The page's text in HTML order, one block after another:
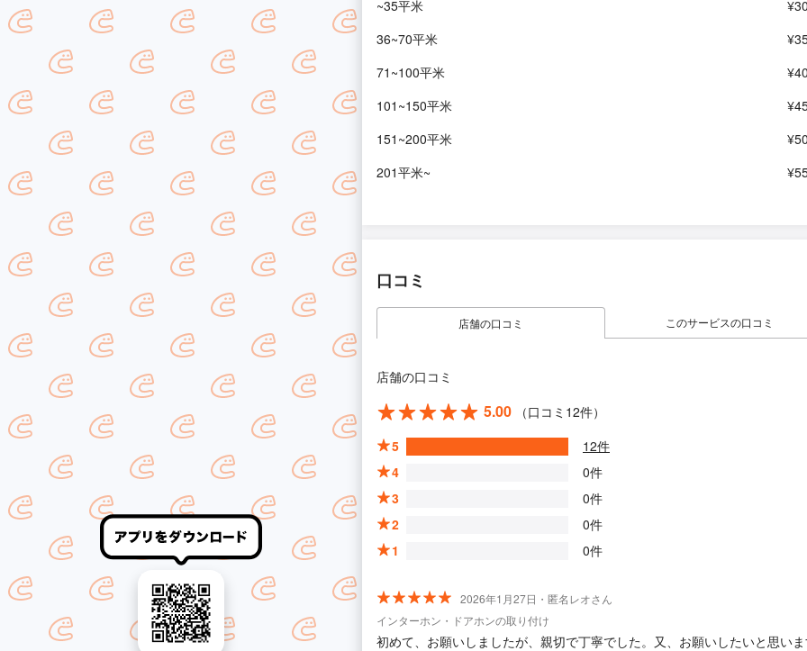
~35平米
36~70平米
71~100平米
101~150平米
151~200平米
201平米~
口コミ
店舗の口コミ このサービスの口コミ
店舗の口コミ
5.00
（口コミ12件）
5
12件
4
0件
3
0件
2
0件
1
0件
2026年1月27日・匿名レオさん
インターホン・ドアホンの取り付け
初めて、お願いしましたが、親切で丁寧でした。又、お願いしたいと思い